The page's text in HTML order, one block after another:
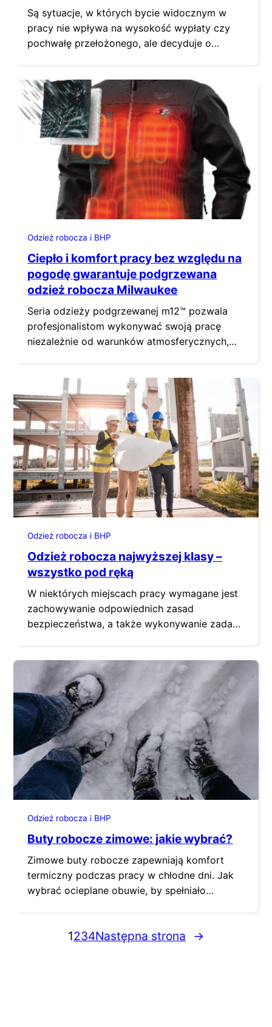
Są sytuacje, w których bycie widocznym w
pracy nie wpływa na wysokość wypłaty czy
pochwałę przełożonego, ale decyduje o
robocza o wysokiej widoczności. O
charakterystycznych właściwościach
omawianej odzieży roboczej decyduje
stosowanie dwóch specyficznych materiałów
– fluorescencyjnego i odblaskowego. Pierwszy
zapewnia widoczność przy osłabionym…
Odzież robocza i BHP
Ciepło i komfort pracy bez względu na
pogodę gwarantuje podgrzewana
odzież robocza Milwaukee
Seria odzieży podgrzewanej m12™ pozwala
profesjonalistom wykonywać swoją pracę
niezależnie od warunków atmosferycznych,
kamizelki, bluzy i kurtki puchowe MILWAUKEE
posiadają strefy grzewcze z włókna
węglowego rozprowadzające ciepło po klatce
piersiowej i plecach, a także po kołnierzu lub
kieszeni. Bluza podgrzewana HH BL3 lub
GREY3 posiada…
Odzież robocza i BHP
Odzież robocza najwyższej klasy –
wszystko pod ręką
W niektórych miejscach pracy wymagane jest
zachowywanie odpowiednich zasad
bezpieczeństwa, a także wykonywanie zadań
bezpośrednie przełożenie na przyjazne
środowisko, w którym pracujemy. Warto więc
sięgać po takie ubrania, co do których mamy
pewność, że są przeznaczone do
wykonywania tego typu zadań. Jedną ze
specjalistycznych marek…
Odzież robocza i BHP
Buty robocze zimowe: jakie wybrać?
Zimowe buty robocze zapewniają komfort
termiczny podczas pracy w chłodne dni. Jak
wybrać ocieplane obuwie, by spełniało
Sprawdź! Buty robocze zimowe – funkcje i
1234Następna strona →